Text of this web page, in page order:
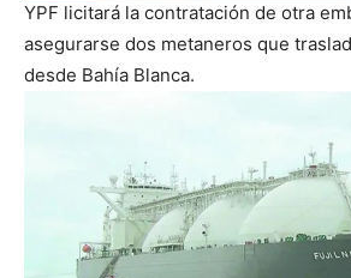
YPF licitará la contratación de otra
asegurarse dos metaneros que
desde Bahía Blanca.